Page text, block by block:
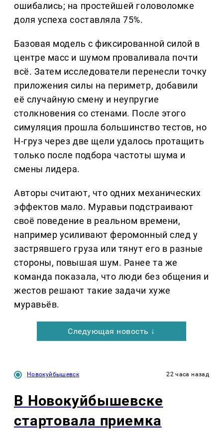
ошибались; на простейшей головоломке
доля успеха составляла 75%.
Базовая модель с фиксированной силой в
центре масс и шумом проваливала почти
всё. Затем исследователи перенесли точку
приложения силы на периметр, добавили
её случайную смену и неупругие
столкновения со стенами. После этого
симуляция прошла большинство тестов, но
H-груз через две щели удалось протащить
только после подбора частоты шума и
смены лидера.
Авторы считают, что одних механических
эффектов мало. Муравьи подстраивают
своё поведение в реальном времени,
например усиливают феромонный след у
застрявшего груза или тянут его в разные
стороны, повышая шум. Ранее та же
команда показала, что люди без общения и
жестов решают такие задачи хуже
муравьёв.
Следующая новость ↓
Новокуйбышевск 22 часа назад
В Новокуйбышевске
стартовала приемка